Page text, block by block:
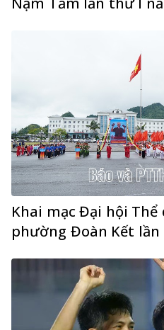
Khai mạc Đại hội Thể
phường Đoàn Kết lần